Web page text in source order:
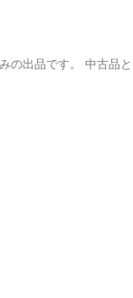
の出品です。 中古品と